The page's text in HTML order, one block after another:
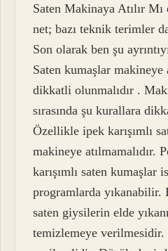
Saten Makinaya Atılır Mı
net; bazı teknik terimler
Son olarak ben şu
Saten kumaşlar makineye
dikkatli olunmalıdır .
sırasında şu kurallara
Özellikle ipek karışımlı
makineye atılmamalıdır.
karışımlı saten kumaşlar
programlarda yıkanabilir.
saten giysilerin elde
temizlemeye verilmesidir.